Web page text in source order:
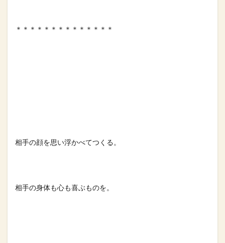
＊＊＊＊＊＊＊＊＊＊＊＊＊＊⁡
相手の顔を思い浮かべてつくる。⁡
相手の身体も心も喜ぶものを。⁡